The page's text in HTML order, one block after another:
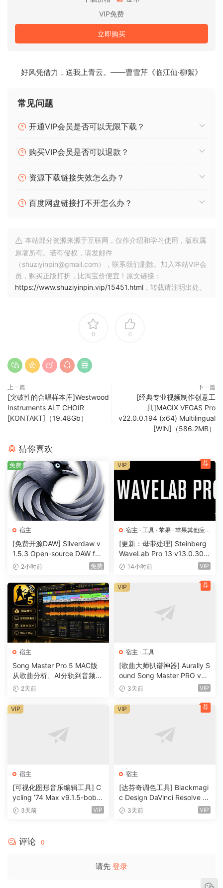
• 支持第三方 DirectX、VST 2.0 和 ReWire 插件。
• 使用 Asio、WaveRT、WDM、MME 和 DirectSound，支持
16 和 24 位单通道和多通道声卡，采样频率高达 192 Khz 。
（未处理），稍后再重新处理录音 – 例如，通过失真插件弹奏
更多功能：
DVD 音频项目
视图、一个全频谱分析仪和一个自动乐器调谐器。最多 32 个辅
• 支持多个输入和输出声卡或多个声卡。您可以一次录制多个音
效果和音量控制。
Track 自己的通道混合。
• 导入和导出
.wav、.mp3、.wma、.mid、.ogg、.flac、.aiff、.cda、.sng、
.sgw 音频文件
• 导入和导出 EDL 多轨歌曲文件，以便与其他多轨程序交换歌
• 使用 SMPTE/MTC 或 MIDI 时钟同步与其他程序或外部设备
同步，充当主设备或从设备
• 在专用视频播放窗口中与歌曲同步播放视频（AVI、MPEG）
• 自动音量、声像、辅助发送和返回以及效果参数。您可以“编
n-Track Studio turns your PC into an easy to use multitrack
audio recording studio. It is the perfect tool for
professional quality audio recording, encoding, mixing and
effects, process audio live input, mix and then burn audio
CDs or create mp3 files.
n-Track Studio is an Audio and MIDI Digital Multitrack
Recorder that transforms your computer into a powerful
audio recording studio. You can record, playback, overdub
your audio tracks exploiting the flexibility and power of
today’s PCs for applying effects, realtime input processing,
automated aux channels sends and returns, destructive
and non-destructive wave editing. The program supports
soundcards, live input processing, CD burning, mp3
encoding and more.
Main n-Track Studio features:
• Records and plays back a virtually unlimited number of
audio and MIDI tracks
• DirectX, VST and ReWire effects can be added to each
channel/track
• Built-in effects include Reverb, Compression, Parametric
Multiband Compression, Spectrum analyzer
soundcards at sampling frequencies up to 192 Khz using
MME audio drivers, which means that n-Track can work
with almost any soundcard available today with the lowest
possible latency
• Supports VST Instruments and DirectX Instruments
VSTi/DXi software MIDI synths, without the need of
expensive hardware MIDI synths.
• Adjust the effect settings and listen to the result in real
• Built-in effects include Reverb, Compression, Parametric
VIP免费
立即购买
好风凭借力，送我上青云。——曹雪芹《临江仙·柳絮》
常见问题
开通VIP会员是否可以无限下载？
购买VIP会员是否可以退款？
资源下载链接失效怎么办？
百度网盘链接打不开怎么办？
本站部分资源来源于互联网，仅作介绍和学习使用，版权属
原著所有。若有侵权，请发邮件
（shuziyinpin@gmail.com），联系我们删除。加入本站VIP会
员，购买正版打折，比淘宝价便宜！原文链接：
https://www.shuziyinpin.vip/15451.html ，转载请注明出处。
0 0
上一篇
[突破性的合唱样本库]Westwood
Instruments ALT CHOIR
[KONTAKT]（19.48Gb）
下一篇
[经典专业视频制作创意工
具]MAGIX VEGAS Pro
v22.0.0.194 (x64) Multilingual
[WiN]（586.2MB）
猜你喜欢
宿主
[免费开源DAW] Silverdaw v
1.5.3 Open-source DAW for
remixing & mashups [WiN]
2小时前 免费
免费
宿主 · 工具 · 苹果 · 苹果其他应
用· 苹果宿主
[更新：母带处理] Steinberg
WaveLab Pro 13 v13.0.30
+安装方法 [WiN, MacOSX]
14小时前 VIP
VIP 荐
宿主
Song Master Pro 5 MAC版
从歌曲分析、AI分轨到音频转
MIDI的一体化音乐工具
2天前
宿主 · 工具
[歌曲大师扒谱神器] Aurally S
ound Song Master PRO v5.
0.02 [WiN]（355MB）
3天前 VIP
VIP 荐
宿主
[可视化图形音乐编辑工具] C
ycling ’74 Max v9.1.5-bobd
ule [WiN]（724MB）
3天前 VIP
VIP
宿主
[达芬奇调色工具] Blackmagi
c Design DaVinci Resolve St
udio 21.0.4 Build 5 x64-R2R
3天前 VIP
VIP 荐
评论 0
请先 登录